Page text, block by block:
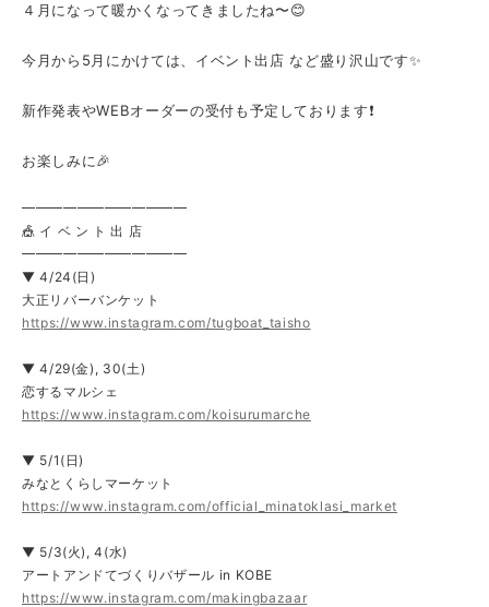
４月になって暖かくなってきましたね〜😊
今月から5月にかけては、 イベント出店 など盛り沢山です✨
新作発表やWEBオーダーの受付も予定しております❗️
お楽しみに🎉
━━━━━━━━━━━━
🎪 イ ベ ン ト 出 店
━━━━━━━━━━━━
▼ 4/24(日)
大正リバーバンケット
https://www.instagram.com/tugboat_taisho
▼ 4/29(金), 30(土)
恋するマルシェ
https://www.instagram.com/koisurumarche
▼ 5/1(日)
みなとくらしマーケット
https://www.instagram.com/official_minatoklasi_market
▼ 5/3(火), 4(水)
アートアンドてづくりバザール in KOBE
https://www.instagram.com/makingbazaar